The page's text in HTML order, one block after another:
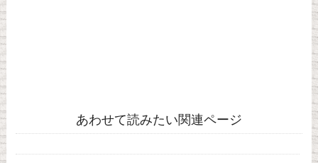
あわせて読みたい関連ページ